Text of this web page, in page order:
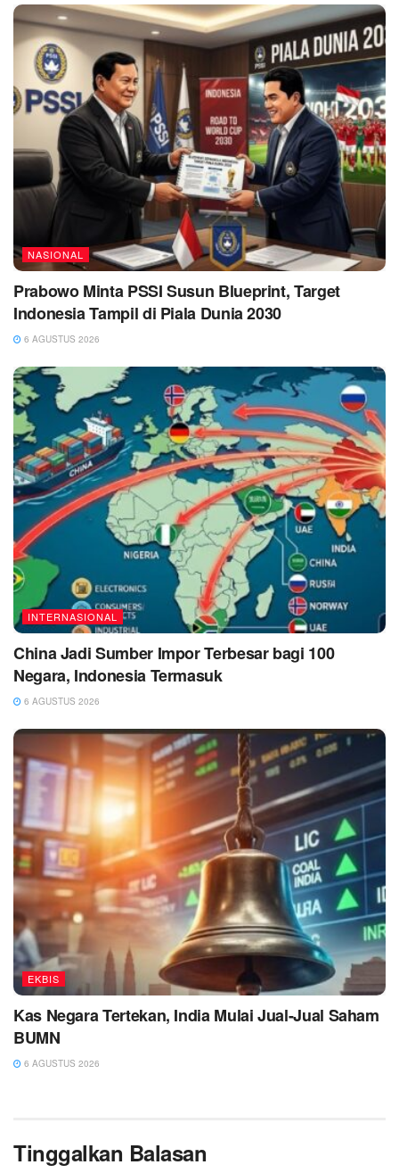
NASIONAL
Prabowo Minta PSSI Susun Blueprint, Target
Indonesia Tampil di Piala Dunia 2030
6 AGUSTUS 2026
INTERNASIONAL
China Jadi Sumber Impor Terbesar bagi 100
Negara, Indonesia Termasuk
6 AGUSTUS 2026
EKBIS
Kas Negara Tertekan, India Mulai Jual-Jual Saham
BUMN
6 AGUSTUS 2026
Tinggalkan Balasan